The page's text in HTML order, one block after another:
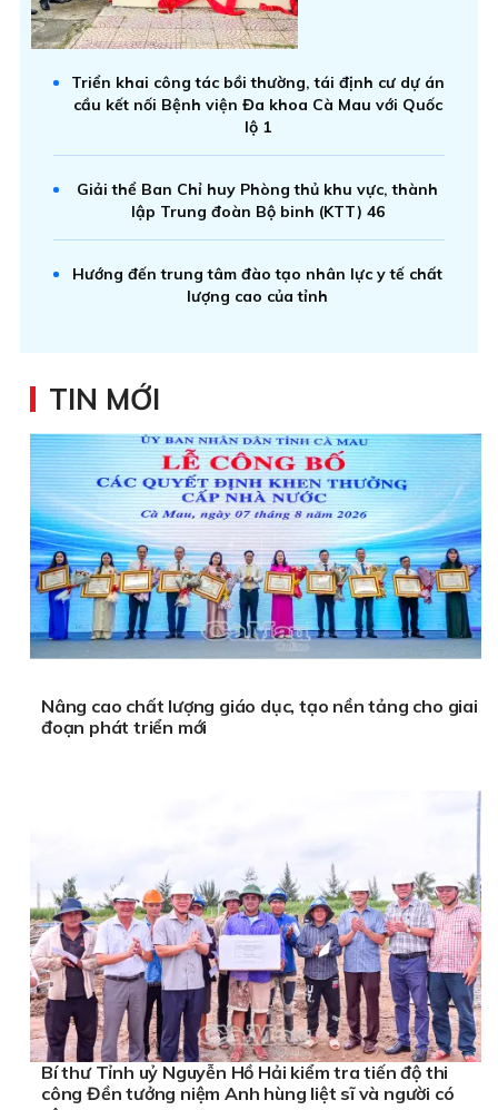
Triển khai công tác bồi thường, tái định cư dự án
cầu kết nối Bệnh viện Đa khoa Cà Mau với Quốc
lộ 1
Giải thể Ban Chỉ huy Phòng thủ khu vực, thành
lập Trung đoàn Bộ binh (KTT) 46
Hướng đến trung tâm đào tạo nhân lực y tế chất
lượng cao của tỉnh
TIN MỚI
Nâng cao chất lượng giáo dục, tạo nền tảng cho giai
đoạn phát triển mới
Bí thư Tỉnh uỷ Nguyễn Hồ Hải kiểm tra tiến độ thi
công Đền tưởng niệm Anh hùng liệt sĩ và người có